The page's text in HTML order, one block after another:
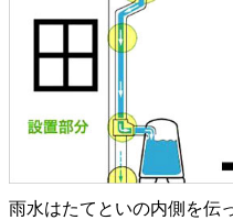
雨水はたてといの内側を伝